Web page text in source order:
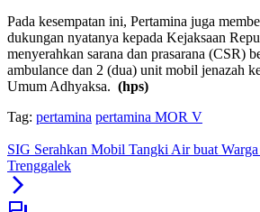
Pada kesempatan ini, Pertamina juga
dukungan nyatanya kepada Kejaksaan
menyerahkan sarana dan prasarana (CSR)
ambulance dan 2 (dua) unit mobil jenazah
Umum Adhyaksa. (hps)
Tag: pertamina pertamina MOR V
SIG Serahkan Mobil Tangki Air buat
Trenggalek